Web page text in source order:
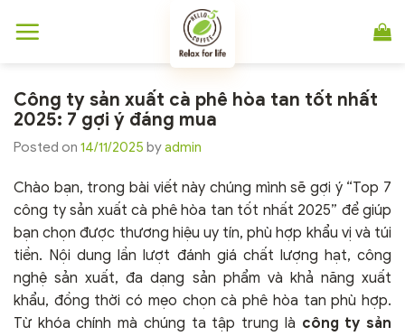
đến
Công ty sản xuất cà phê hòa tan tốt nhất
2025: 7 gợi ý đáng mua
Posted on 14/11/2025 byadmin
Chào bạn, trong bài viết này chúng mình sẽ gợi ý “Top 7
công ty sản xuất cà phê hòa tan tốt nhất 2025” để giúp
bạn chọn được thương hiệu uy tín, phù hợp khẩu vị và túi
tiền. Nội dung lần lượt đánh giá chất lượng hạt, công
nghệ sản xuất, đa dạng sản phẩm và khả năng xuất
khẩu, đồng thời có mẹo chọn cà phê hòa tan phù hợp.
Từ khóa chính mà chúng ta tập trung là công ty sản